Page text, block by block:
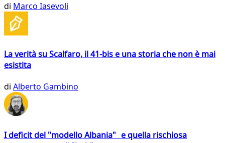
di Marco Iasevoli
La verità su Scalfaro, il 41-bis e una storia che non è mai
esistita
di Alberto Gambino
I deficit del "modello Albania" e quella rischiosa